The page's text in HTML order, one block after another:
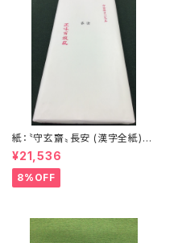
紙：〝守玄齋〟長安 (漢字全紙)
<商品番号1577>
¥21,536
8%OFF